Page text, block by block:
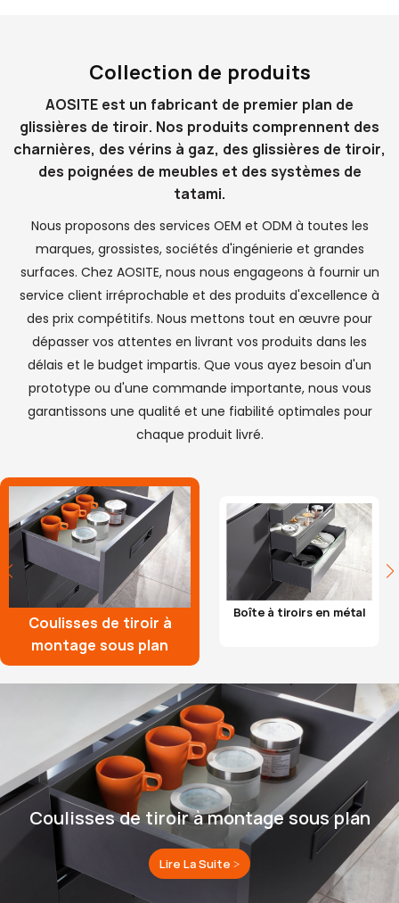
Collection de produits
AOSITE est un fabricant de premier plan de
glissières de tiroir. Nos produits comprennent des
charnières, des vérins à gaz, des glissières de tiroir,
des poignées de meubles et des systèmes de
tatami.
Nous proposons des services OEM et ODM à toutes les
marques, grossistes, sociétés d'ingénierie et grandes
surfaces. Chez AOSITE, nous nous engageons à fournir un
service client irréprochable et des produits d'excellence à
des prix compétitifs. Nous mettons tout en œuvre pour
dépasser vos attentes en livrant vos produits dans les
délais et le budget impartis. Que vous ayez besoin d'un
prototype ou d'une commande importante, nous vous
garantissons une qualité et une fiabilité optimales pour
chaque produit livré.
Coulisses de tiroir à
montage sous plan
Boîte à tiroirs en métal
Coulisses de tiroir à montage sous plan
Lire La Suite >